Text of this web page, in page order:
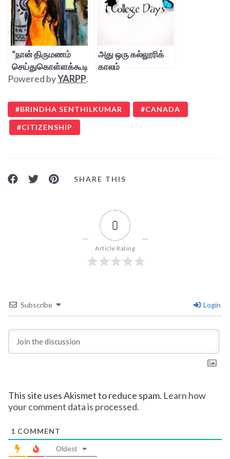
“நான் திருமணம்
செய்துகொள்ளக்கூடி
ய பெண் அல்ல”
அது ஒரு கல்லூரிக்
காலம்
Powered byYARPP.
BRINDHA SENTHILKUMAR CANADA
CITIZENSHIP
SHARE THIS
0
Article Rating
Subscribe Login
This site uses Akismet to reduce spam. Learn how
your comment data is processed.
1 COMMENT
Oldest